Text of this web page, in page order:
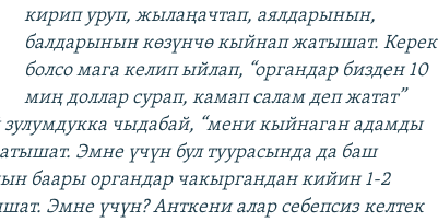
кирип уруп, жылаңачтап, аялдарынын,
балдарынын көзүнчө кыйнап жатышат. Керек
болсо мага келип ыйлап, “органдар бизден 10
миң доллар сурап, камап салам деп жатат”
чыдабай, “мени кыйнаган адамды
Эмне үчүн бул туурасында да баш
баары органдар чакыргандан кийин 1-2
Эмне үчүн? Анткени алар себепсиз келтек